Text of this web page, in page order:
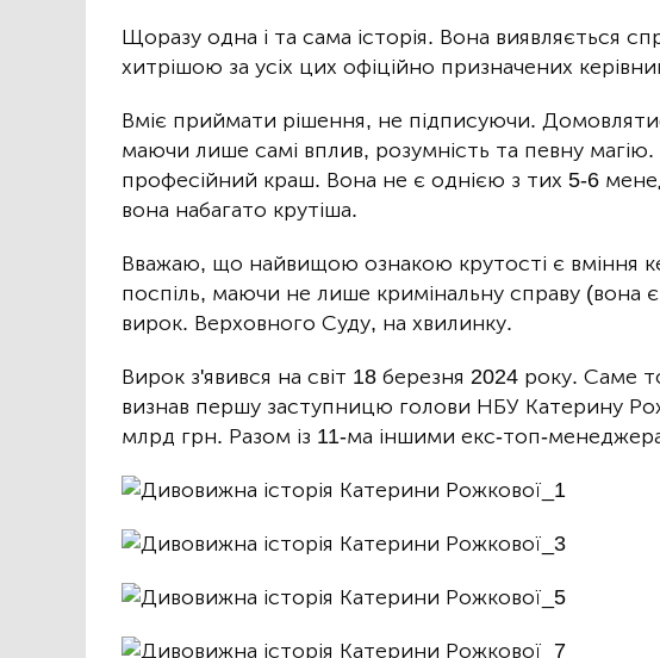
Щоразу одна і та сама історія. Вона виявляється
хитрішою за усіх цих офіційно призначених
Вміє приймати рішення, не підписуючи.
маючи лише самі вплив, розумність та певну
професійний краш. Вона не є однією з тих 5-6
вона набагато крутіша.
Вважаю, що найвищою ознакою крутості є вміння
поспіль, маючи не лише кримінальну справу (вона
вирок. Верховного Суду, на хвилинку.
Вирок з'явився на світ 18 березня 2024 року. Саме
визнав першу заступницю голови НБУ Катерину
млрд грн. Разом із 11-ма іншими екс-топ-